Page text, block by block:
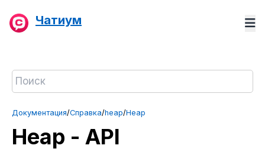
Чатиум
Документация/Справка/heap/Heap
Heap - API